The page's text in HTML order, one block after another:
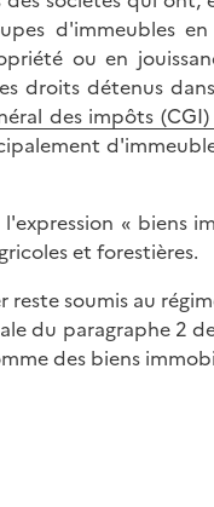
d'immeubles
ou en
droits détenus
des impôts (CGI)
« biens
et forestières.
reste soumis au
du paragraphe 2
des biens